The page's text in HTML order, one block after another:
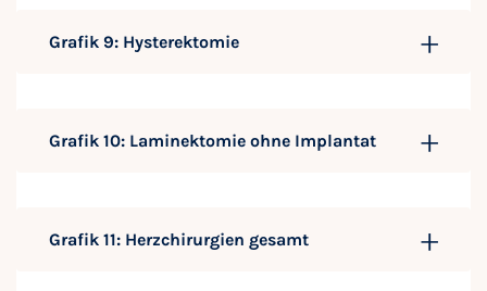
Grafik 9: Hysterektomie
Grafik 10: Laminektomie ohne Implantat
Grafik 11: Herzchirurgien gesamt